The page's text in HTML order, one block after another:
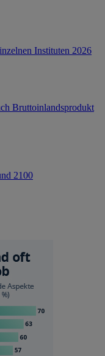
Instituten 2026
Bruttoinlandsprodukt
2100